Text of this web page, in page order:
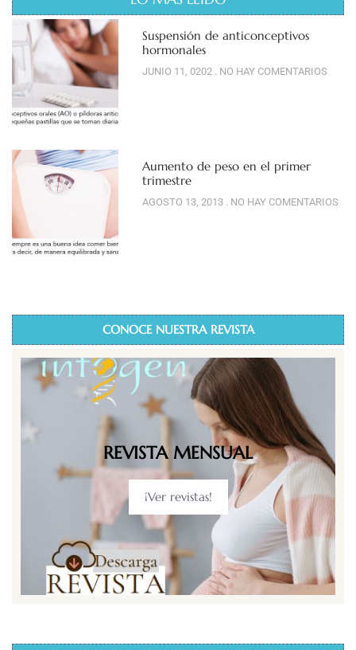
Suspensión de anticonceptivos
hormonales
JUNIO 11, 0202 NO HAY COMENTARIOS
Aumento de peso en el primer
trimestre
AGOSTO 13, 2013 NO HAY COMENTARIOS
CONOCE NUESTRA REVISTA
REVISTA MENSUAL
¡Ver revistas!